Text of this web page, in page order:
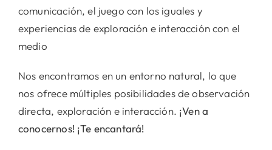
comunicación, el juego con los iguales y
experiencias de exploración e interacción con el
medio
Nos encontramos en un entorno natural, lo que
nos ofrece múltiples posibilidades de observación
directa, exploración e interacción. ¡Ven a
conocernos! ¡Te encantará!